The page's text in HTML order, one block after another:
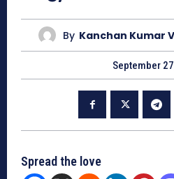
By Kanchan Kumar
September
Spread the love